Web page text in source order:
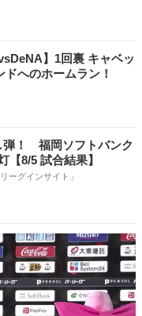
】1回裏 キャベッ
へのホームラン！
弾！ 福岡ソフトバンク
【8/5 試合結果】
ーグインサイト」